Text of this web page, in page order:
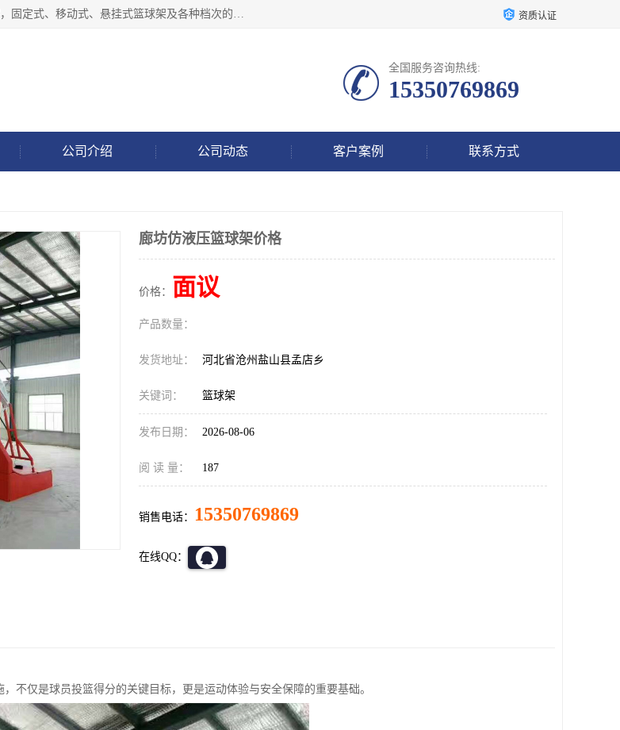
公司主做室内体育场馆木地板翻新，生产电动、手动液压篮球架，仿液压篮球架，固定式、移动式、悬挂式篮球架及各种档次的篮球板，乒乓球台、网球柱、排球柱、羽毛球柱、足球门，各种体操、田径器材等体育器材。 资质认证
全国服务咨询热线:
15350769869
公司介绍 公司动态 客户案例 联系方式
廊坊仿液压篮球架价格
价格： 面议
产品数量：
发货地址： 河北省沧州盐山县孟店乡
关键词： 篮球架
发布日期： 2026-08-06
阅 读 量： 187
销售电话： 15350769869
在线QQ：
不仅是球员投篮得分的关键目标，更是运动体验与安全保障的重要基础。